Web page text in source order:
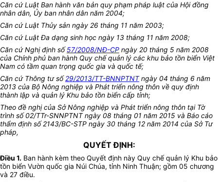
Căn cứ Luật Ban hành văn bản quy phạm pháp luật của Hội đồng
nhân dân, Ủy ban nhân dân năm 2004;
Căn cứ Luật Thủy sản ngày 26 tháng 11 năm 2003;
Căn cứ Luật Đa dạng sinh học ngày 13 tháng 11 năm 2008;
Căn cứNghị định số57/2008/NĐ-CP ngày 20 tháng 5 năm 2008
của Chính phủ ban hành Quy chế quản lý các khu bảo tồn biển Việt
Nam có tầm quan trọng quốc gia và quốc tế;
Căn cứ Thông tư số29/2013/TT-BNNPTNTngày 04 tháng 6 năm
2013 của Bộ Nông nghiệp và Phát triển nông thôn về quy định
thành lập và quản lý Khu bảo tồn biển cấp tỉnh;
Theo đề nghị của Sở Nông nghiệp và Phát triển nông thôn tại Tờ
trình số 02/TTr-SNNPTNT ngày 08 tháng 01 năm 2015 và Báo cáo
thẩm định số 2143/BC-STP ngày 30 tháng 12 năm 2014 của Sở Tư
pháp,
QUYẾT ĐỊNH:
Điều 1. Ban hành kèm theo Quyết định này Quy chế quản lý Khu bảo
tồn biển Vườn quốc gia Núi Chúa, tỉnh Ninh Thuận; gồm 05 chương
và 27 điều.